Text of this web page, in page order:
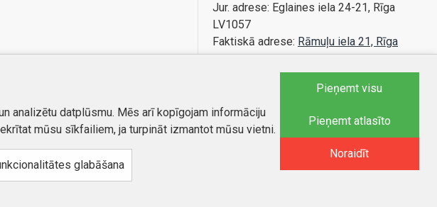
Jur. adrese: Eglaines iela 24-21, Rīga
LV1057
Faktiskā adrese: Rāmuļu iela 21, Rīga
Bankas konts: LV89PARX0020365840001
Tel.:25588879
E-pasts:info@autobode.lv
analizētu datplūsmu. Mēs arī kopīgojam informāciju
mūsu sīkfailiem, ja turpināt izmantot mūsu vietni.
glabāšana
Pieņemt visu
Pieņemt atlasīto
Noraidīt